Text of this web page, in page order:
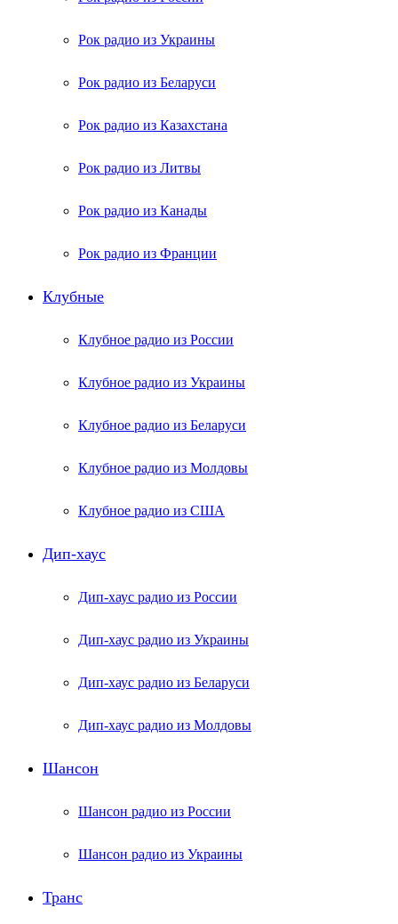
Рок радио из Украины
Рок радио из Беларуси
Рок радио из Казахстана
Рок радио из Литвы
Рок радио из Канады
Рок радио из Франции
Клубные
Клубное радио из России
Клубное радио из Украины
Клубное радио из Беларуси
Клубное радио из Молдовы
Клубное радио из США
Дип-хаус
Дип-хаус радио из России
Дип-хаус радио из Украины
Дип-хаус радио из Беларуси
Дип-хаус радио из Молдовы
Шансон
Шансон радио из России
Шансон радио из Украины
Транс